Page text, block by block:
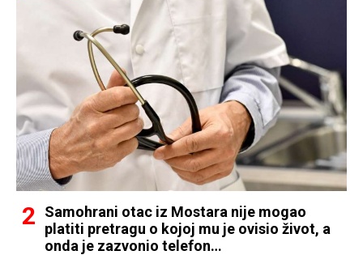
Samohrani otac iz Mostara nije mogao
platiti pretragu o kojoj mu je ovisio život, a
onda je zazvonio telefon…